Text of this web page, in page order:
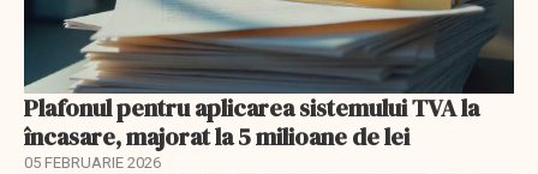
Plafonul pentru aplicarea sistemului TVA la
încasare, majorat la 5 milioane de lei
05 FEBRUARIE 2026